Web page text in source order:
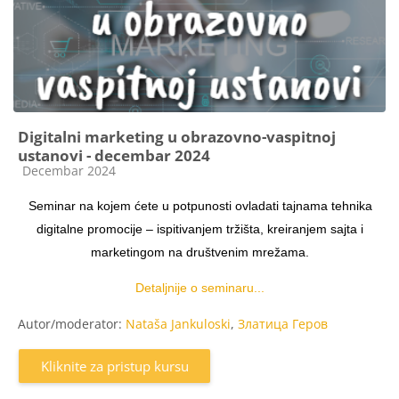
Digitalni marketing u obrazovno-vaspitnoj
ustanovi - decembar 2024
Kategorija kursa
Decembar 2024
Seminar na kojem ćete u potpunosti ovladati tajnama tehnika
digitalne promocije – ispitivanjem tržišta, kreiranjem sajta i
marketingom na društvenim mrežama.
Detaljnije o seminaru...
Autor/moderator: Nataša Jankuloski, Златица Геров
Kliknite za pristup kursu